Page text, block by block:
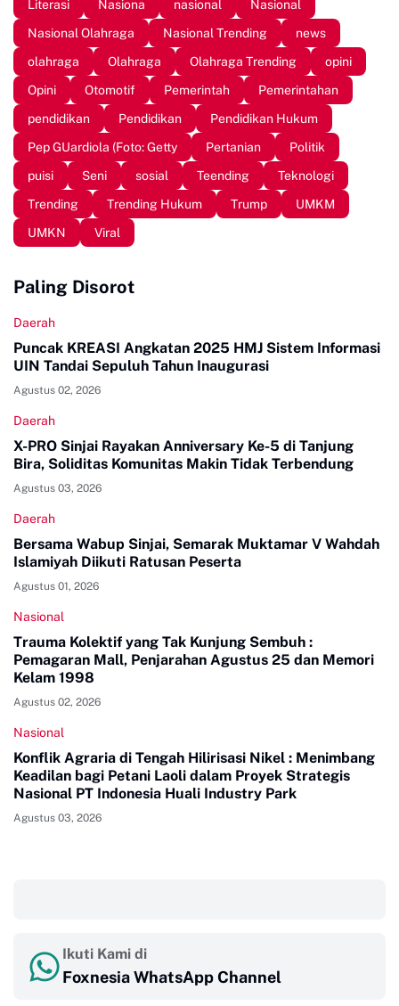
Literasi
Nasiona nasional
Nasional
Nasional Olahraga
Nasional Trending
news
olahraga
Olahraga Olahraga Trending
opini
Opini
Otomotif Pemerintah
Pemerintahan
pendidikan
Pendidikan
Pendidikan Hukum
Pep GUardiola (Foto: Getty
Pertanian
Politik
puisi
Seni sosial Teending
Teknologi
Trending
Trending Hukum Trump
UMKM
UMKN
Viral
Paling Disorot
Daerah
Puncak KREASI Angkatan 2025 HMJ Sistem Informasi
UIN Tandai Sepuluh Tahun Inaugurasi
Agustus 02, 2026
Daerah
X-PRO Sinjai Rayakan Anniversary Ke-5 di Tanjung
Bira, Soliditas Komunitas Makin Tidak Terbendung
Agustus 03, 2026
Daerah
Bersama Wabup Sinjai, Semarak Muktamar V Wahdah
Islamiyah Diikuti Ratusan Peserta
Agustus 01, 2026
Nasional
Trauma Kolektif yang Tak Kunjung Sembuh :
Pemagaran Mall, Penjarahan Agustus 25 dan Memori
Kelam 1998
Agustus 02, 2026
Nasional
Konflik Agraria di Tengah Hilirisasi Nikel : Menimbang
Keadilan bagi Petani Laoli dalam Proyek Strategis
Nasional PT Indonesia Huali Industry Park
Agustus 03, 2026
Ikuti Kami di
Foxnesia WhatsApp Channel